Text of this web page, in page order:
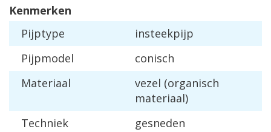
Kenmerken
Pijptype
insteekpijp
Pijpmodel
conisch
Materiaal
vezel (organisch
materiaal)
Techniek
gesneden